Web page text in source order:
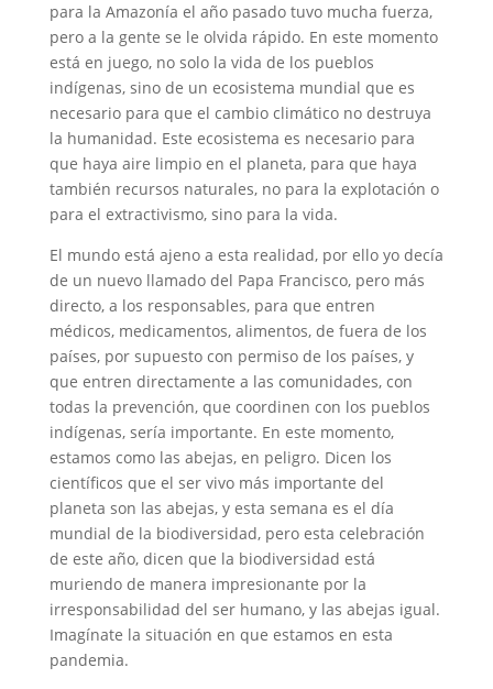
para la Amazonía el año pasado tuvo mucha fuerza,
pero a la gente se le olvida rápido. En este momento
está en juego, no solo la vida de los pueblos
indígenas, sino de un ecosistema mundial que es
necesario para que el cambio climático no destruya
la humanidad. Este ecosistema es necesario para
que haya aire limpio en el planeta, para que haya
también recursos naturales, no para la explotación o
para el extractivismo, sino para la vida.
El mundo está ajeno a esta realidad, por ello yo decía
de un nuevo llamado del Papa Francisco, pero más
directo, a los responsables, para que entren
médicos, medicamentos, alimentos, de fuera de los
países, por supuesto con permiso de los países, y
que entren directamente a las comunidades, con
todas la prevención, que coordinen con los pueblos
indígenas, sería importante. En este momento,
estamos como las abejas, en peligro. Dicen los
científicos que el ser vivo más importante del
planeta son las abejas, y esta semana es el día
mundial de la biodiversidad, pero esta celebración
de este año, dicen que la biodiversidad está
muriendo de manera impresionante por la
irresponsabilidad del ser humano, y las abejas igual.
Imagínate la situación en que estamos en esta
pandemia.